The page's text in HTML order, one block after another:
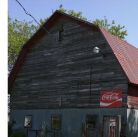
nouvelle arrivage aout
Album
Portes
Fenêtres
Chaises
Contact
Contactez nous!